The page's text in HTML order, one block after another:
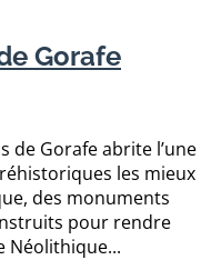
Gorafe
de Gorafe abrite l’une
les mieux
des monuments
pour rendre
Néolithique...